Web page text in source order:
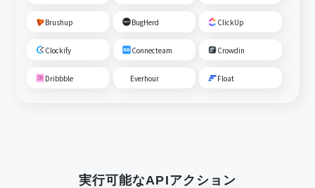
Brushup BugHerd ClickUp
Clockify Connecteam Crowdin
Dribbble Everhour Float
実行可能なAPIアクション